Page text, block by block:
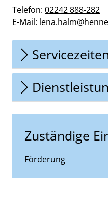
Telefon: 02242 888-282
E-Mail:
Zuständige
Förderung